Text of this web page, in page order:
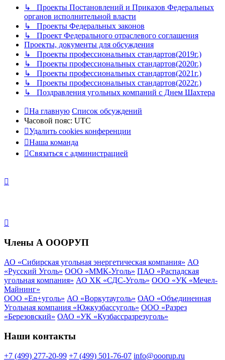
↳ Проекты Постановлений и Приказов Федеральных
органов исполнительной власти
↳ Проекты Федеральных законов
↳ Проект Федерального отраслевого соглашения
Проекты, документы для обсуждения
↳ Проекты профессиональных стандартов(2019г.)
↳ Проекты профессиональных стандартов(2020г.)
↳ Проекты профессиональных стандартов(2021г.)
↳ Проекты профессиональных стандартов(2022г.)
↳ Поздравления угольных компаний с Днем Шахтера
На главную Список обсуждений
Часовой пояс: UTC
Удалить cookies конференции
Наша команда
Связаться с администрацией
Члены А ОООРУП
АО «Сибирская угольная энергетическая компания» АО
«Русский Уголь» ООО «ММК-Уголь» ПАО «Распадская
угольная компания» АО ХК «СДС-Уголь» ООО «УК «Мечел-
Майнинг»
ООО «En+уголь» АО «Воркутауголь» ОАО «Объединенная
Угольная компания «Южкузбассуголь» ООО «Разрез
«Березовский» ОАО «УК «Кузбассразрезуголь»
Наши контакты
+7 (499) 277-20-99 +7 (499) 501-76-07 info@ooorup.ru